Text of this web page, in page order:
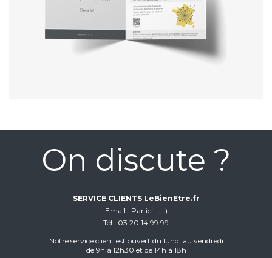
On discute ?
SERVICE CLIENTS LeBienEtre.fr
Email
Par ici... ;-)
Tél
03 20 14 99 99
Notre service client est ouvert du lundi au vendredi
de 9h à 12h30 et de 14h à 18h